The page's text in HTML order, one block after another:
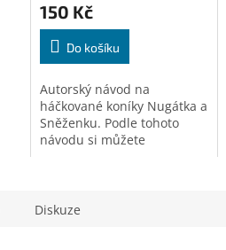
150 Kč
Do košíku
Autorský návod na
háčkované koníky Nugátka a
Sněženku. Podle tohoto
návodu si můžete
Nugátek nebo...
Diskuze